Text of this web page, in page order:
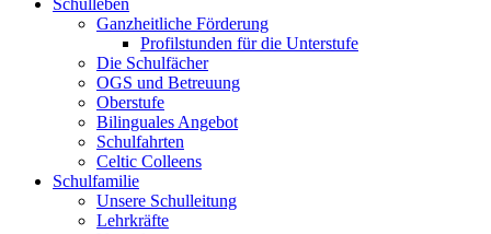
Schulleben
Ganzheitliche Förderung
Profilstunden für die Unterstufe
Die Schulfächer
OGS und Betreuung
Oberstufe
Bilinguales Angebot
Schulfahrten
Celtic Colleens
Schulfamilie
Unsere Schulleitung
Lehrkräfte